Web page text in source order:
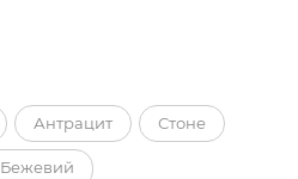
Антрацит Стоне
Бежевий